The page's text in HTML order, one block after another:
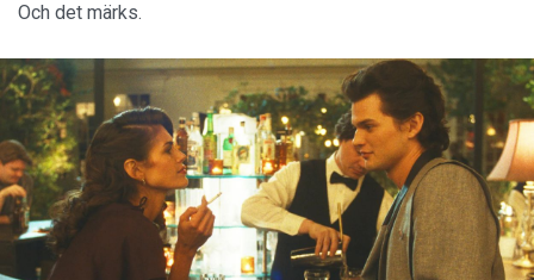
Och det märks.